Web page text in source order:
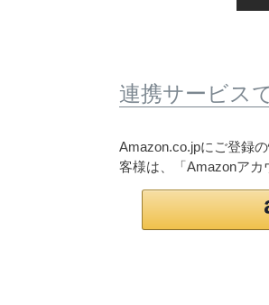
連携サービス
Amazon.co.jpにご登録
客様は、「Amazonアカ